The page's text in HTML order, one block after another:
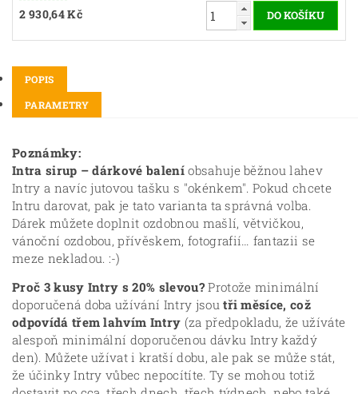
2 930,64 Kč
POPIS
PARAMETRY
Poznámky:
Intra sirup – dárkové baleníobsahuje běžnou lahev
Intry a navíc jutovou tašku s "okénkem". Pokud chcete
Intru darovat, pak je tato varianta ta správná volba.
Dárek můžete doplnit ozdobnou mašlí, větvičkou,
vánoční ozdobou, přívěskem, fotografií… fantazii se
meze nekladou. :-)
Proč 3 kusy Intry s 20% slevou?Protože minimální
doporučená doba užívání Intry jsoutři měsíce, což
odpovídá třem lahvím Intry (za předpokladu, že užíváte
alespoň minimální doporučenou dávku Intry každý
den). Můžete užívat i kratší dobu, ale pak se může stát,
že účinky Intry vůbec nepocítíte. Ty se mohou totiž